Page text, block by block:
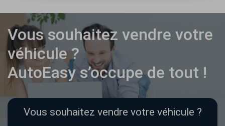
Vous souhaitez vendre votre
véhicule ?
AutoEasy s’occupe de tout !
Vous souhaitez vendre votre véhicule ?